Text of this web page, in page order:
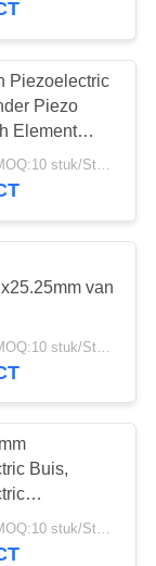
22
Piezoelectric
Piezo
Element
negotiable MOQ:10 stuk/Stukken
van
Buis,
Cilinder
negotiable MOQ:10 stuk/Stukken